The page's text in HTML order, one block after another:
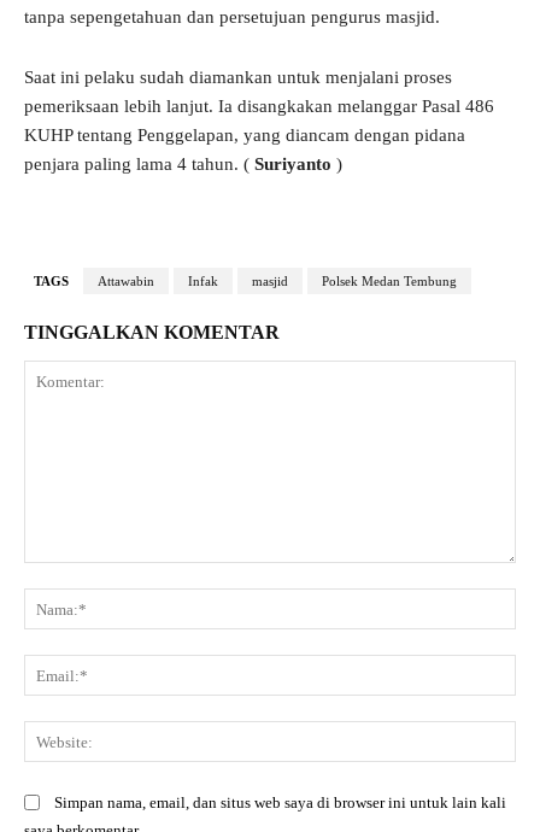
tanpa sepengetahuan dan persetujuan pengurus masjid.
Saat ini pelaku sudah diamankan untuk menjalani proses
pemeriksaan lebih lanjut. Ia disangkakan melanggar Pasal 486
KUHP tentang Penggelapan, yang diancam dengan pidana
penjara paling lama 4 tahun. ( Suriyanto )
TAGS Attawabin Infak masjid Polsek Medan Tembung
TINGGALKAN KOMENTAR
Simpan nama, email, dan situs web saya di browser ini untuk lain kali